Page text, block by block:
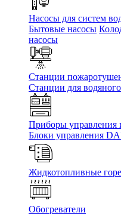
Насосы для систем
Бытовые насосы
насосы
Станции
Станции для
Приборы управления
Блоки управления
Жидкотопливные
Обогреватели